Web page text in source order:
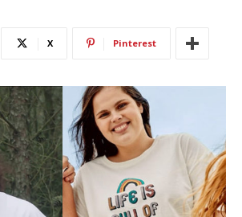
X Pinterest